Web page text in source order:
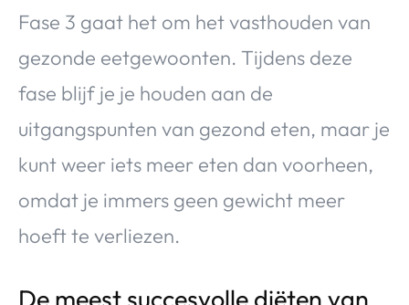
Fase 3 gaat het om het vasthouden van
gezonde eetgewoonten. Tijdens deze
fase blijf je je houden aan de
uitgangspunten van gezond eten, maar je
kunt weer iets meer eten dan voorheen,
omdat je immers geen gewicht meer
hoeft te verliezen.
De meest succesvolle diëten van